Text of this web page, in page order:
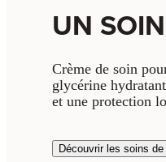
UN
Crème de soin
glycérine
et une protection
Découvrir les soins de